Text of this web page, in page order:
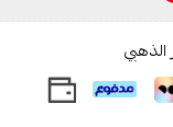
الذهبي